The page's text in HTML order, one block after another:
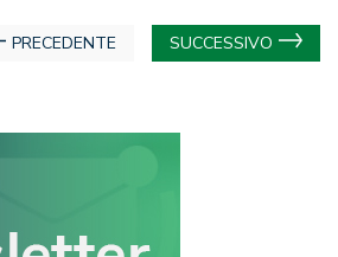
PRECEDENTE SUCCESSIVO